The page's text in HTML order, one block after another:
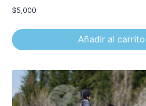
$5,000
Añadir al carrito